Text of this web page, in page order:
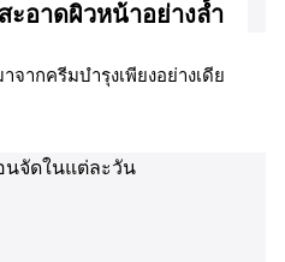
ะอาดผิวหน้าอย่างล้ำ
ากครีมบำรุงเพียงอย่างเดีย